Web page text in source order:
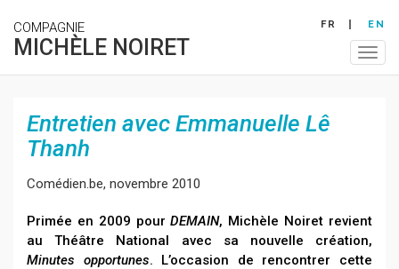
main
COMPAGNIE
MICHÈLE NOIRET
FR EN
Entretien avec Emmanuelle Lê
Thanh
Comédien.be, novembre 2010
Primée en 2009 pourDEMAIN, Michèle Noiret revient
au Théâtre National avec sa nouvelle création,
Minutes opportunes. L’occasion de rencontrer cette